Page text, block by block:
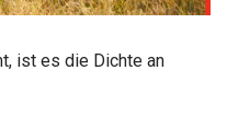
ist es die Dichte an